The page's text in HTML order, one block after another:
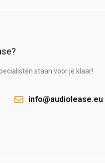
staan voor je klaar!
info@audiolease.eu